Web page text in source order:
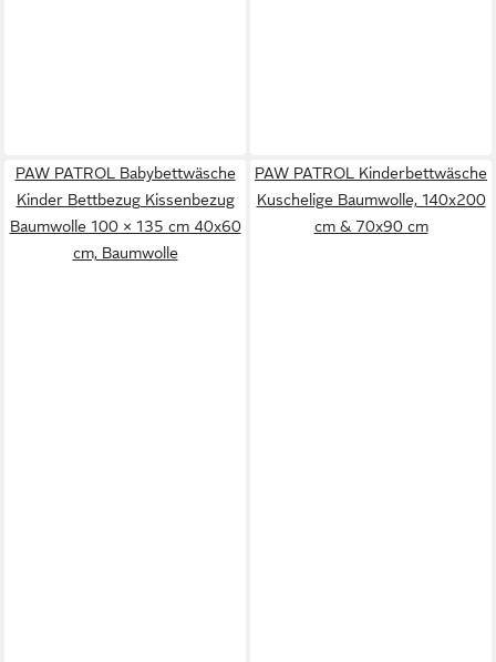
PAW PATROL Babybettwäsche
Kinder Bettbezug Kissenbezug
Baumwolle 100 × 135 cm 40x60
cm, Baumwolle
PAW PATROL Kinderbettwäsche
Kuschelige Baumwolle, 140x200
cm & 70x90 cm